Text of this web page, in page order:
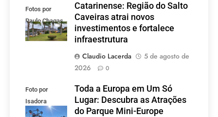
Fotos por
Paulo Chagas
Catarinense: Região do Salto
Caveiras atrai novos
investimentos e fortalece
infraestrutura
Claudio Lacerda
5 de agosto de
2026
0
Foto por
Isadora
Lacerda
Toda a Europa em Um Só
Lugar: Descubra as Atrações
do Parque Mini-Europe